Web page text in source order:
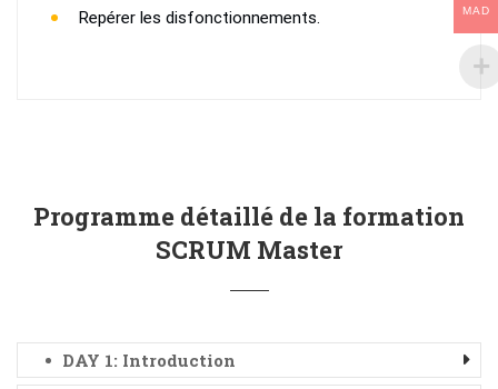
Repérer les disfonctionnements.
Programme détaillé de la formation
SCRUM Master
DAY 1: Introduction
MAD